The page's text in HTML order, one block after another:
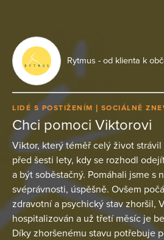
Rytmus - od klienta k
LIDÉ S POSTIŽENÍM SOCIÁLNĚ
Chci pomoci Viktorovi
Viktor, který téměř celý život
před šesti lety, kdy se rozhodl
a být soběstačný. Pomáhali jsme s
svéprávnosti, úspěšně. Ovšem
zdravotní a psychický stav zhoršil,
hospitalizován a už třetí měsíc je
Díky zhoršenému stavu potřebuje